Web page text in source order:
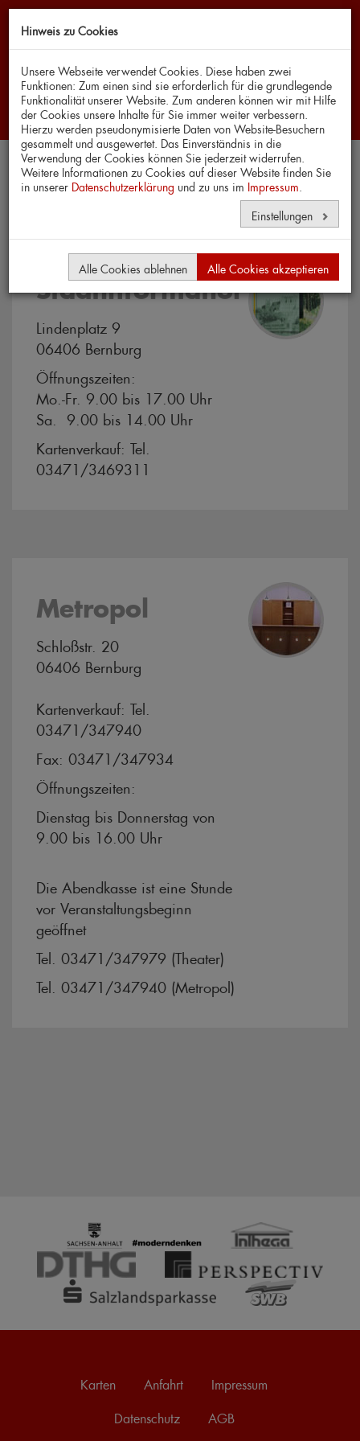
Karten
Stadtinformation
Lindenplatz 9
06406 Bernburg
Öffnungszeiten:
Mo.-Fr. 9.00 bis 17.00 Uhr
Sa. 9.00 bis 14.00 Uhr
Kartenverkauf: Tel.
03471/3469311
Metropol
Schloßstr. 20
06406 Bernburg
Kartenverkauf: Tel.
03471/347940
Fax: 03471/347934
Öffnungszeiten:
Dienstag bis Donnerstag von
9.00 bis 16.00 Uhr
Die Abendkasse ist eine Stunde
vor Veranstaltungsbeginn
geöffnet
Tel. 03471/347979 (Theater)
Tel. 03471/347940 (Metropol)
Karten Anfahrt Impressum
Datenschutz AGB
Hinweis zu Cookies
Unsere Webseite verwendet Cookies. Diese haben zwei
Funktionen: Zum einen sind sie erforderlich für die grundlegende
Funktionalität unserer Website. Zum anderen können wir mit Hilfe
der Cookies unsere Inhalte für Sie immer weiter verbessern.
Hierzu werden pseudonymisierte Daten von Website-Besuchern
gesammelt und ausgewertet. Das Einverständnis in die
Verwendung der Cookies können Sie jederzeit widerrufen.
Weitere Informationen zu Cookies auf dieser Website finden Sie
in unserer Datenschutzerklärung und zu uns im Impressum
Einstellungen
Alle Cookies ablehnen Alle Cookies akzeptieren